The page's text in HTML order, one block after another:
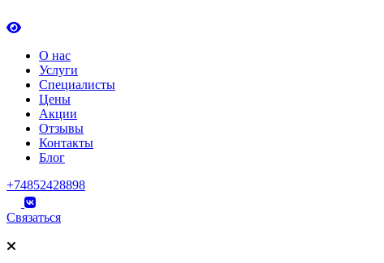
О нас
Услуги
Специалисты
Цены
Акции
Отзывы
Контакты
Блог
+74852428898
Связаться